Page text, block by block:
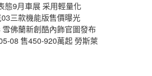
態9月車展 采用輕量化
三款機能版售價曝光
雪佛蘭新創酷內飾官圖發布
08 售450-920萬起 勞斯萊